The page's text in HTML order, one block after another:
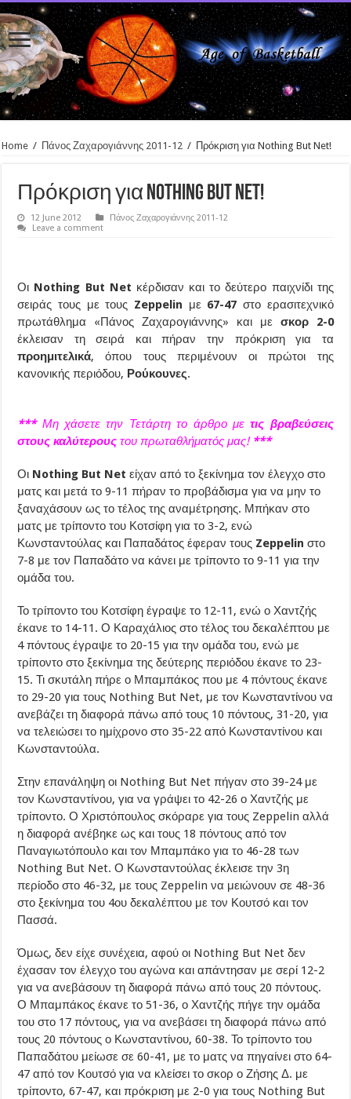
Home / Πάνος Ζαχαρογιάννης 2011-12 / Πρόκριση για Nothing But Net!
Πρόκριση για Nothing But Net!
12 June 2012
Πάνος Ζαχαρογιάννης 2011-12
Leave a comment
Οι Nothing But Net κέρδισαν και το δεύτερο παιχνίδι της
σειράς τους με τους Zeppelin με 67-47στο ερασιτεχνικό
πρωτάθλημα «Πάνος Ζαχαρογιάννης» και μεσκορ 2-0
έκλεισαν τη σειρά και πήραν την πρόκριση για τα
προημιτελικά, όπου τους περιμένουν οι πρώτοι της
κανονικής περιόδου, Ρούκουνες.
***Μη χάσετε την Τετάρτη το άρθρο μετις βραβεύσεις
στους καλύτερους του πρωταθλήματός μας! ***
Οι Nothing But Net είχαν από το ξεκίνημα τον έλεγχο στο
ματς και μετά το 9-11 πήραν το προβάδισμα για να μην το
ξαναχάσουν ως το τέλος της αναμέτρησης. Μπήκαν στο
ματς με τρίποντο του Κοτσίφη για το 3-2, ενώ
Κωνσταντούλας και Παπαδάτος έφεραν τους Zeppelinστο
7-8 με τον Παπαδάτο να κάνει με τρίποντο το 9-11 για την
ομάδα του.
Το τρίποντο του Κοτσίφη έγραψε το 12-11, ενώ ο Χαντζής
έκανε το 14-11. Ο Καραχάλιος στο τέλος του δεκαλέπτου με
4 πόντους έγραψε το 20-15 για την ομάδα του, ενώ με
τρίποντο στο ξεκίνημα της δεύτερης περιόδου έκανε το 23-
15. Τι σκυτάλη πήρε ο Μπαμπάκος που με 4 πόντους έκανε
το 29-20 για τους Nothing But Net, με τον Κωνσταντίνου να
ανεβάζει τη διαφορά πάνω από τους 10 πόντους, 31-20, για
να τελειώσει το ημίχρονο στο 35-22 από Κωνσταντίνου και
Κωνσταντούλα.
Στην επανάληψη οι Nothing But Net πήγαν στο 39-24 με
τον Κωνσταντίνου, για να γράψει το 42-26 ο Χαντζής με
τρίποντο. Ο Χριστόπουλος σκόραρε για τους Zeppelin αλλά
η διαφορά ανέβηκε ως και τους 18 πόντους από τον
Παναγιωτόπουλο και τον Μπαμπάκο για το 46-28 των
Nothing But Net. Ο Κωνσταντούλας έκλεισε την 3η
περίοδο στο 46-32, με τους Zeppelin να μειώνουν σε 48-36
στο ξεκίνημα του 4ου δεκαλέπτου με τον Κουτσό και τον
Πασσά.
Όμως, δεν είχε συνέχεια, αφού οι Nothing But Net δεν
έχασαν τον έλεγχο του αγώνα και απάντησαν με σερί 12-2
για να ανεβάσουν τη διαφορά πάνω από τους 20 πόντους.
Ο Μπαμπάκος έκανε το 51-36, ο Χαντζής πήγε την ομάδα
του στο 17 πόντους, για να ανεβάσει τη διαφορά πάνω από
τους 20 πόντους ο Κωνσταντίνου, 60-38. Το τρίποντο του
Παπαδάτου μείωσε σε 60-41, με το ματς να πηγαίνει στο 64-
47 από τον Κουτσό για να κλείσει το σκορ ο Ζήσης Δ. με
τρίποντο, 67-47, και πρόκριση με 2-0 για τους Nothing But